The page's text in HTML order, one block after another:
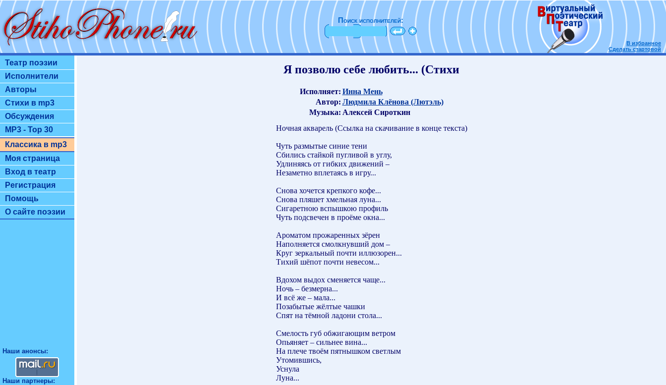
Поиск исполнителей:
В избранное
Сделать стартовой
Театр поэзии
Исполнители
Авторы
Стихи в mp3
Обсуждения
MP3 - Top 30
Классика в mp3
Моя страница
Вход в театр
Регистрация
Помощь
О сайте поэзии
Наши анонсы:
Наши партнеры:
Я позволю себе любить... (Стихи
Исполняет: Инна Мень
Автор: Людмила Клёнова (Лютэль)
Музыка: Алексей Сироткин
Ночная акварель (Ссылка на скачивание в конце текста)
Чуть размытые синие тени
Сбились стайкой пугливой в углу,
Удлиняясь от гибких движений –
Незаметно вплетаясь в игру...
Снова хочется крепкого кофе...
Снова пляшет хмельная луна...
Сигаретною вспышкою профиль
Чуть подсвечен в проёме окна...
Ароматом прожаренных зёрен
Наполняется смолкнувший дом –
Круг зеркальный почти иллюзорен...
Тихий шёпот почти невесом...
Вдохом выдох сменяется чаще...
Ночь – безмерна...
И всё же – мала...
Позабытые жёлтые чашки
Спят на тёмной ладони стола...
Смелость губ обжигающим ветром
Опьяняет – сильнее вина...
На плече твоём пятнышком светлым
Утомившись,
Уснула
Луна...